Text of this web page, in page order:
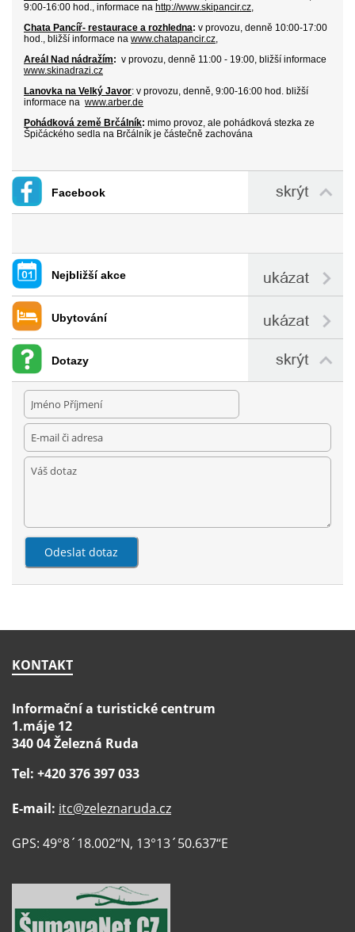
9:00-16:00 hod., informace na http://www.skipancir.cz
Chata Pancíř- restaurace a rozhledna: v provozu , denně 10:00-17:00
hod.,
bližší informace na www.chatapancir.cz
Areál Nad nádražím: v provozu, denně 11:00 - 19:00, bližší informace
www.skinadrazi.cz
Lanovka na Velký Javor: v provozu, denně, 9:00-16:00 hod. bližší
informace na www.arber.de
Pohádková země Brčálník: mimo provoz, ale pohádková stezka ze
Špičáckého sedla na Brčálník je částečně zachována
Facebook
Nejbližší akce
Ubytování
Dotazy
KONTAKT
Informační a turistické centrum
1.máje 12
340 04 Železná Ruda
Tel: +420 376 397 033
E-mail: itc@zeleznaruda.cz
GPS: 49°8´18.002“N, 13°13´50.637“E